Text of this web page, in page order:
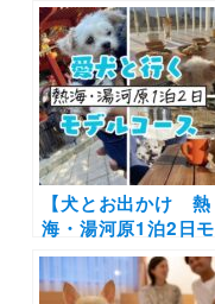
まってきたよ！露天
風呂付きお部屋やル
ーフトップドッグラ
ンを大満喫
【犬とお出かけ 熱
海・湯河原1泊2日モ
デルコース】グルメ
旅やドッグフレンド